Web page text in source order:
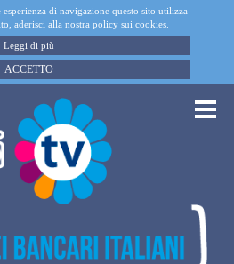
di navigazione questo sito utilizza
aderisci alla nostra policy sui cookies.
Leggi di più
ACCETTO